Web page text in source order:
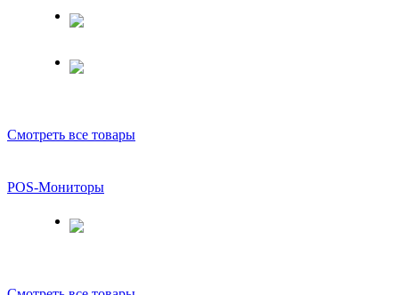
Смотреть все товары
POS-Мониторы